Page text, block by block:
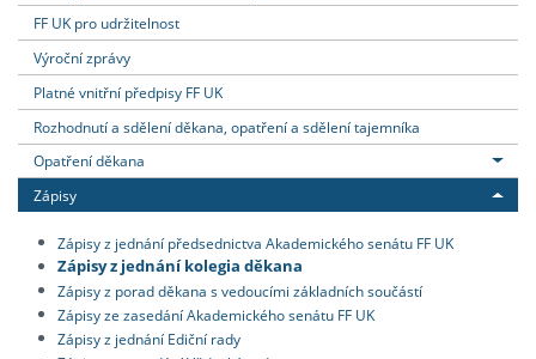
FF UK pro udržitelnost
Výroční zprávy
Platné vnitřní předpisy FF UK
Rozhodnutí a sdělení děkana, opatření a sdělení tajemníka
Opatření děkana
Zápisy
Zápisy z jednání předsednictva Akademického senátu FF UK
Zápisy z jednání kolegia děkana
Zápisy z porad děkana s vedoucími základních součástí
Zápisy ze zasedání Akademického senátu FF UK
Zápisy z jednání Ediční rady